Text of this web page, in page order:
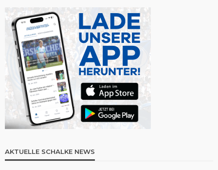
AKTUELLE SCHALKE NEWS